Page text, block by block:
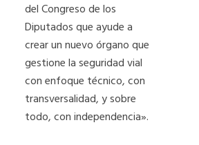
del Congreso de los
Diputados que ayude a
crear un nuevo órgano que
gestione la seguridad vial
con enfoque técnico, con
transversalidad, y sobre
todo, con independencia».